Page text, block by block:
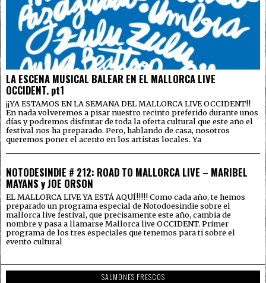
LA ESCENA MUSICAL BALEAR EN EL MALLORCA LIVE
OCCIDENT. pt1
¡¡YA ESTAMOS EN LA SEMANA DEL MALLORCA LIVE OCCIDENT!!
En nada volveremos a pisar nuestro recinto preferido durante unos
días y podremos disfrutar de toda la oferta cultural que este año el
festival nos ha preparado. Pero, hablando de casa, nosotros
queremos poner el acento en los artistas locales. Ya
NOTODESINDIE # 212: ROAD TO MALLORCA LIVE – MARIBEL
MAYANS y JOE ORSON
EL MALLORCA LIVE YA ESTÁ AQUÍ!!!!! Como cada año, te hemos
preparado un programa especial de Notodoesindie sobre el
mallorca live festival, que precisamente este año, cambia de
nombre y pasa a llamarse Mallorca live OCCIDENT. Primer
programa de los tres especiales que tenemos para ti sobre el
evento cultural
SALMONES FRESCOS